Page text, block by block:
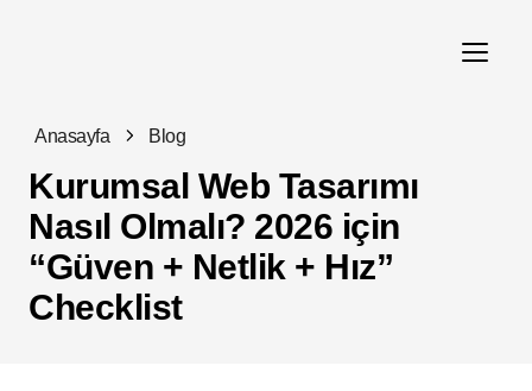
Anasayfa Blog
Kurumsal Web Tasarımı
Nasıl Olmalı? 2026 için
“Güven + Netlik + Hız”
Checklist